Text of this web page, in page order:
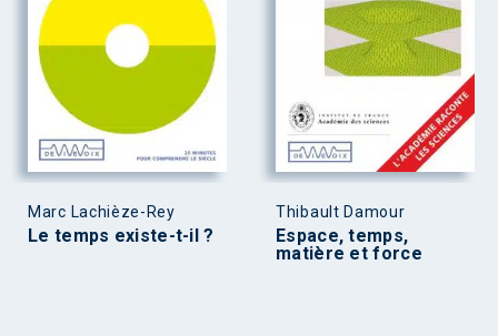
Marc Lachièze-Rey
Le temps existe-t-il ?
Thibault Damour
Espace, temps,
matière et force